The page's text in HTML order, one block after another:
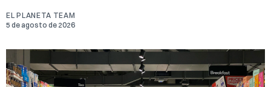
EL PLANETA TEAM
5 de agosto de 2026